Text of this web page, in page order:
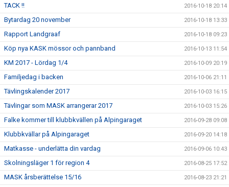
TACK !! 2016-10-18 20:14
Bytardag 20 november 2016-10-18 13:33
Rapport Landgraaf 2016-10-18 09:23
Köp nya KASK mössor och pannband 2016-10-13 11:54
KM 2017 - Lördag 1/4 2016-10-09 20:19
Familjedag i backen 2016-10-06 21:11
Tävlingskalender 2017 2016-10-03 16:15
Tävlingar som MASK arrangerar 2017 2016-10-03 15:26
Falke kommer till klubbkvällen på Alpingaraget 2016-09-28 09:08
Klubbkvällar på Alpingaraget 2016-09-20 14:18
Matkasse - underlätta din vardag 2016-09-06 10:43
Skolningsläger 1 för region 4 2016-08-25 17:52
MASK årsberättelse 15/16 2016-08-23 21:21